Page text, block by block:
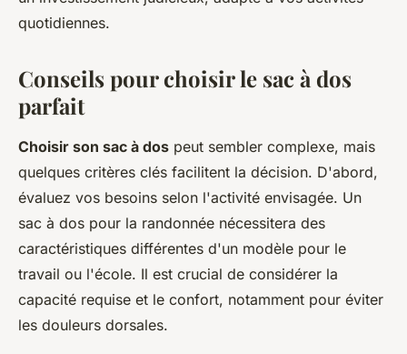
quotidiennes.
Conseils pour choisir le sac à dos
parfait
Choisir son sac à dos peut sembler complexe, mais
quelques critères clés facilitent la décision. D'abord,
évaluez vos besoins selon l'activité envisagée. Un
sac à dos pour la randonnée nécessitera des
caractéristiques différentes d'un modèle pour le
travail ou l'école. Il est crucial de considérer la
capacité requise et le confort, notamment pour éviter
les douleurs dorsales.